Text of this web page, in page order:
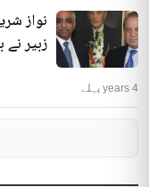
نواز
زبیر نے
4 years پہلے